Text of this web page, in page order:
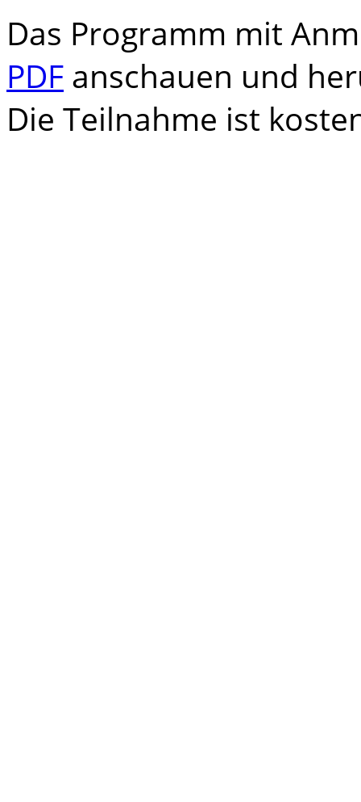
Das Programm mit
PDF anschauen und
Die Teilnahme ist